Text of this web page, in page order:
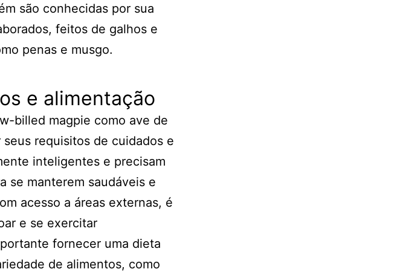
são conhecidas por sua
feitos de galhos e
penas e musgo.
e alimentação
billed magpie como ave de
requisitos de cuidados e
inteligentes e precisam
se manterem saudáveis e
acesso a áreas externas, é
e se exercitar
fornecer uma dieta
de alimentos, como